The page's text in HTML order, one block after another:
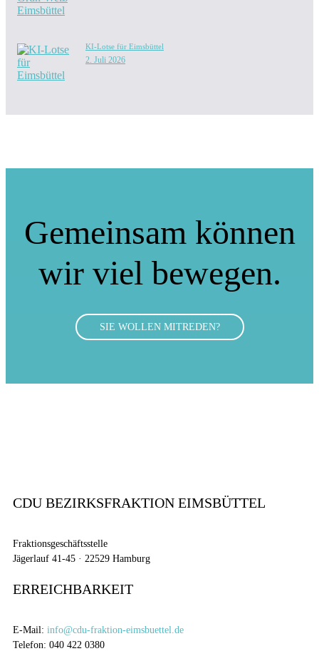
KI-Lotse für Eimsbüttel
2. Juli 2026
Gemeinsam können
wir viel bewegen.
SIE WOLLEN MITREDEN?
CDU BEZIRKSFRAKTION EIMSBÜTTEL
Fraktionsgeschäftsstelle
Jägerlauf 41-45 · 22529 Hamburg
ERREICHBARKEIT
E-Mail: info@cdu-fraktion-eimsbuettel.de
Telefon: 040 422 0380